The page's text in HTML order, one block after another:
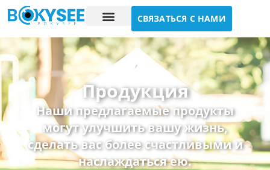
СВЯЗАТЬСЯ С НАМИ
Продукция
Наши предлагаемые продукты
могут улучшить вашу жизнь,
сделать вас более счастливыми и
наслаждаться ею.